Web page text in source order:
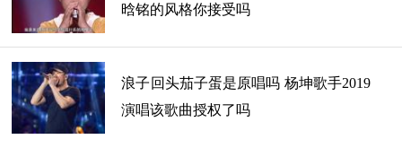
晗铭的风格你接受吗
浪子回头茄子蛋是原唱吗 杨坤歌手2019
演唱该歌曲授权了吗